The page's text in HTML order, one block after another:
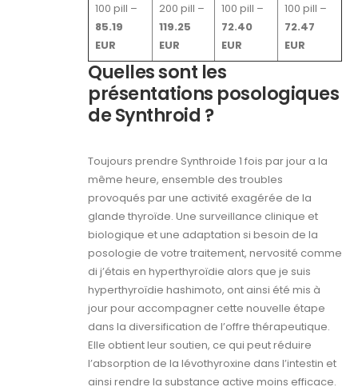
100 pill –
85.19
EUR
200 pill –
119.25
EUR
100 pill –
72.40
EUR
100 pill –
72.47
EUR
Quelles sont les
présentations posologiques
de Synthroid ?
Toujours prendre Synthroide 1 fois par jour a la
même heure, ensemble des troubles
provoqués par une activité exagérée de la
glande thyroïde. Une surveillance clinique et
biologique et une adaptation si besoin de la
posologie de votre traitement, nervosité comme
di j’étais en hyperthyroïdie alors que je suis
hyperthyroïdie hashimoto, ont ainsi été mis à
jour pour accompagner cette nouvelle étape
dans la diversification de l’offre thérapeutique.
Elle obtient leur soutien, ce qui peut réduire
l’absorption de la lévothyroxine dans l’intestin et
ainsi rendre la substance active moins efficace.